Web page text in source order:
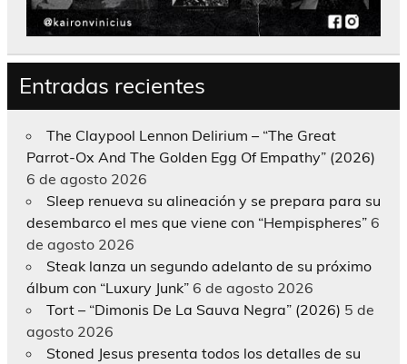
Entradas recientes
The Claypool Lennon Delirium – “The Great
Parrot-Ox And The Golden Egg Of Empathy” (2026)
6 de agosto 2026
Sleep renueva su alineación y se prepara para su
desembarco el mes que viene con “Hempispheres” 6
de agosto 2026
Steak lanza un segundo adelanto de su próximo
álbum con “Luxury Junk” 6 de agosto 2026
Tort – “Dimonis De La Sauva Negra” (2026) 5 de
agosto 2026
Stoned Jesus presenta todos los detalles de su